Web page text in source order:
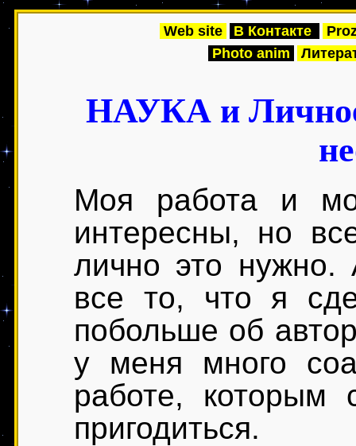
НАУКА и
Моя работа и
интересны, но
лично это нужно.
все то, что я
побольше об
у меня много
работе, которым
пригодиться.